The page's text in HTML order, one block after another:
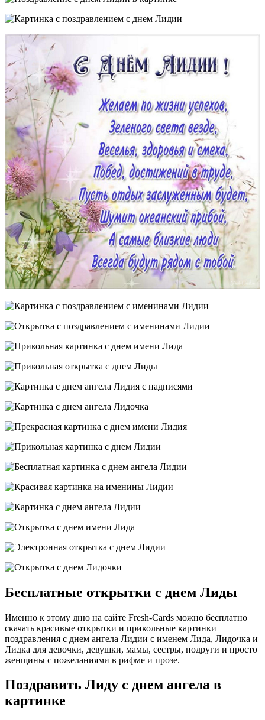
Бесплатные открытки с днем Лиды
Именно к этому дню на сайте Fresh-Cards можно бесплатно
скачать красивые открытки и прикольные картинки
поздравления с днем ангела Лидии с именем Лида, Лидочка и
Лидка для девочки, девушки, мамы, сестры, подруги и просто
женщины с пожеланиями в рифме и прозе.
Поздравить Лиду с днем ангела в
картинке